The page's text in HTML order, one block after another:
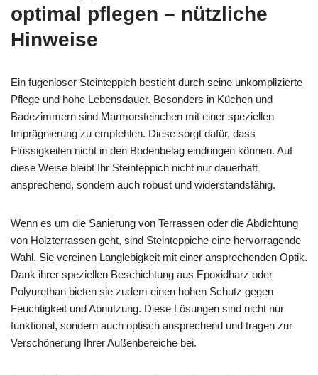
optimal pflegen – nützliche
Hinweise
Ein fugenloser Steinteppich besticht durch seine unkomplizierte
Pflege und hohe Lebensdauer. Besonders in Küchen und
Badezimmern sind Marmorsteinchen mit einer speziellen
Imprägnierung zu empfehlen. Diese sorgt dafür, dass
Flüssigkeiten nicht in den Bodenbelag eindringen können. Auf
diese Weise bleibt Ihr Steinteppich nicht nur dauerhaft
ansprechend, sondern auch robust und widerstandsfähig.
Wenn es um die Sanierung von Terrassen oder die Abdichtung
von Holzterrassen geht, sind Steinteppiche eine hervorragende
Wahl. Sie vereinen Langlebigkeit mit einer ansprechenden Optik.
Dank ihrer speziellen Beschichtung aus Epoxidharz oder
Polyurethan bieten sie zudem einen hohen Schutz gegen
Feuchtigkeit und Abnutzung. Diese Lösungen sind nicht nur
funktional, sondern auch optisch ansprechend und tragen zur
Verschönerung Ihrer Außenbereiche bei.